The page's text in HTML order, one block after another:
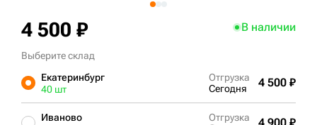
4 500 ₽ В наличии
Выберите склад
Екатеринбург
40 шт
Отгрузка
Сегодня
4 500 ₽
Иваново
Отгрузка